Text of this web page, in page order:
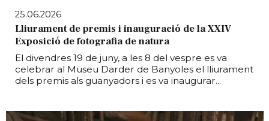
25.06.2026
Lliurament de premis i inauguració de la XXIV
Exposició de fotografia de natura
El divendres 19 de juny, a les 8 del vespre es va
celebrar al Museu Darder de Banyoles el lliurament
dels premis als guanyadors i es va inaugurar...